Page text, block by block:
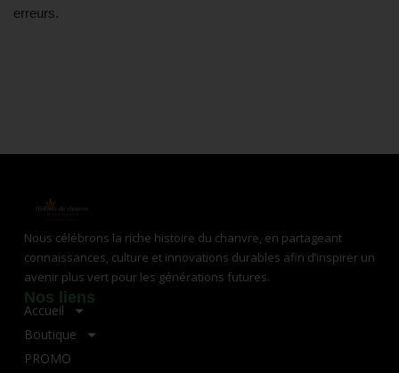
erreurs.
Nous célébrons la riche histoire du chanvre, en partageant
connaissances, culture et innovations durables afin d’inspirer un
avenir plus vert pour les générations futures.
Nos liens
Accueil
Boutique
PROMO